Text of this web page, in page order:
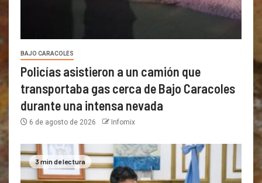
BAJO CARACOLES
Policías asistieron a un camión que
transportaba gas cerca de Bajo Caracoles
durante una intensa nevada
6 de agosto de 2026 Infomix
3 min de lectura